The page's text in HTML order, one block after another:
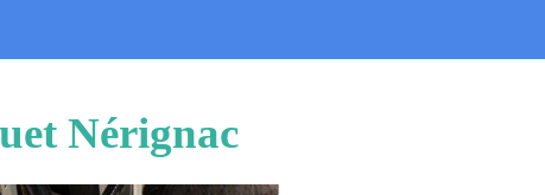
Nérignac